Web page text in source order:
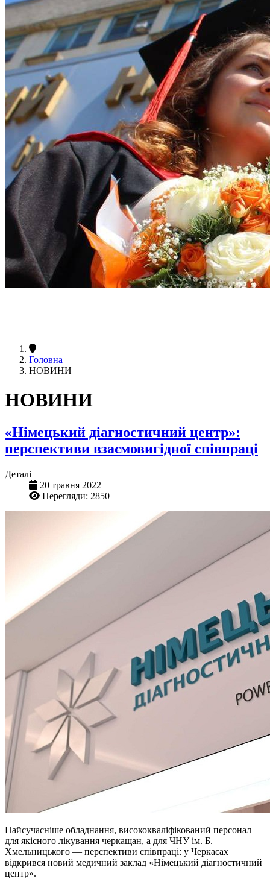
Головна
НОВИНИ
НОВИНИ
«Німецький діагностичний центр»:
перспективи взаємовигідної співпраці
Деталі
20 травня 2022
Перегляди: 2850
Найсучасніше обладнання, висококваліфікований персонал
для якісного лікування черкащан, а для ЧНУ ім. Б.
Хмельницького — перспективи співпраці: у Черкасах
відкрився новий медичний заклад «Німецький діагностичний
центр».